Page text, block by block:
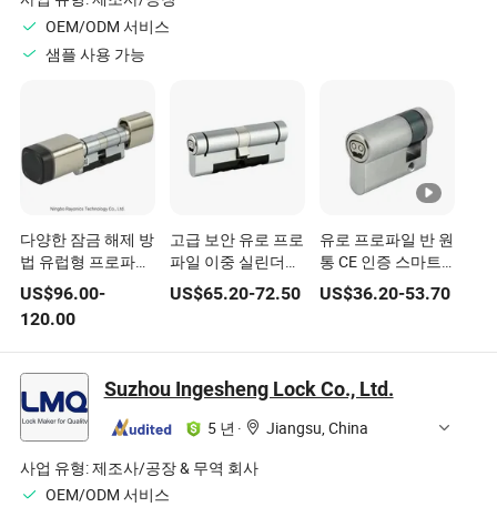
OEM/ODM 서비스
샘플 사용 가능
다양한 잠금 해제 방
법 유럽형 프로파일
단일 스마트 도어 잠
금 실린더 조정 가능
한 실린더 호텔 및
사무실용
US$96.00-
120.00
고급 보안 유로 프로
파일 이중 실린더
80mm 스마트 잠금
장치 조절 가능한 캠
치
US$65.20-72.50
유로 프로파일 반 원
통 CE 인증 스마트
도어 잠금장치
US$36.20-53.70
Suzhou Ingesheng Lock Co., Ltd.
5 년 ·
Jiangsu, China
사업 유형:제조사/공장 & 무역 회사
OEM/ODM 서비스